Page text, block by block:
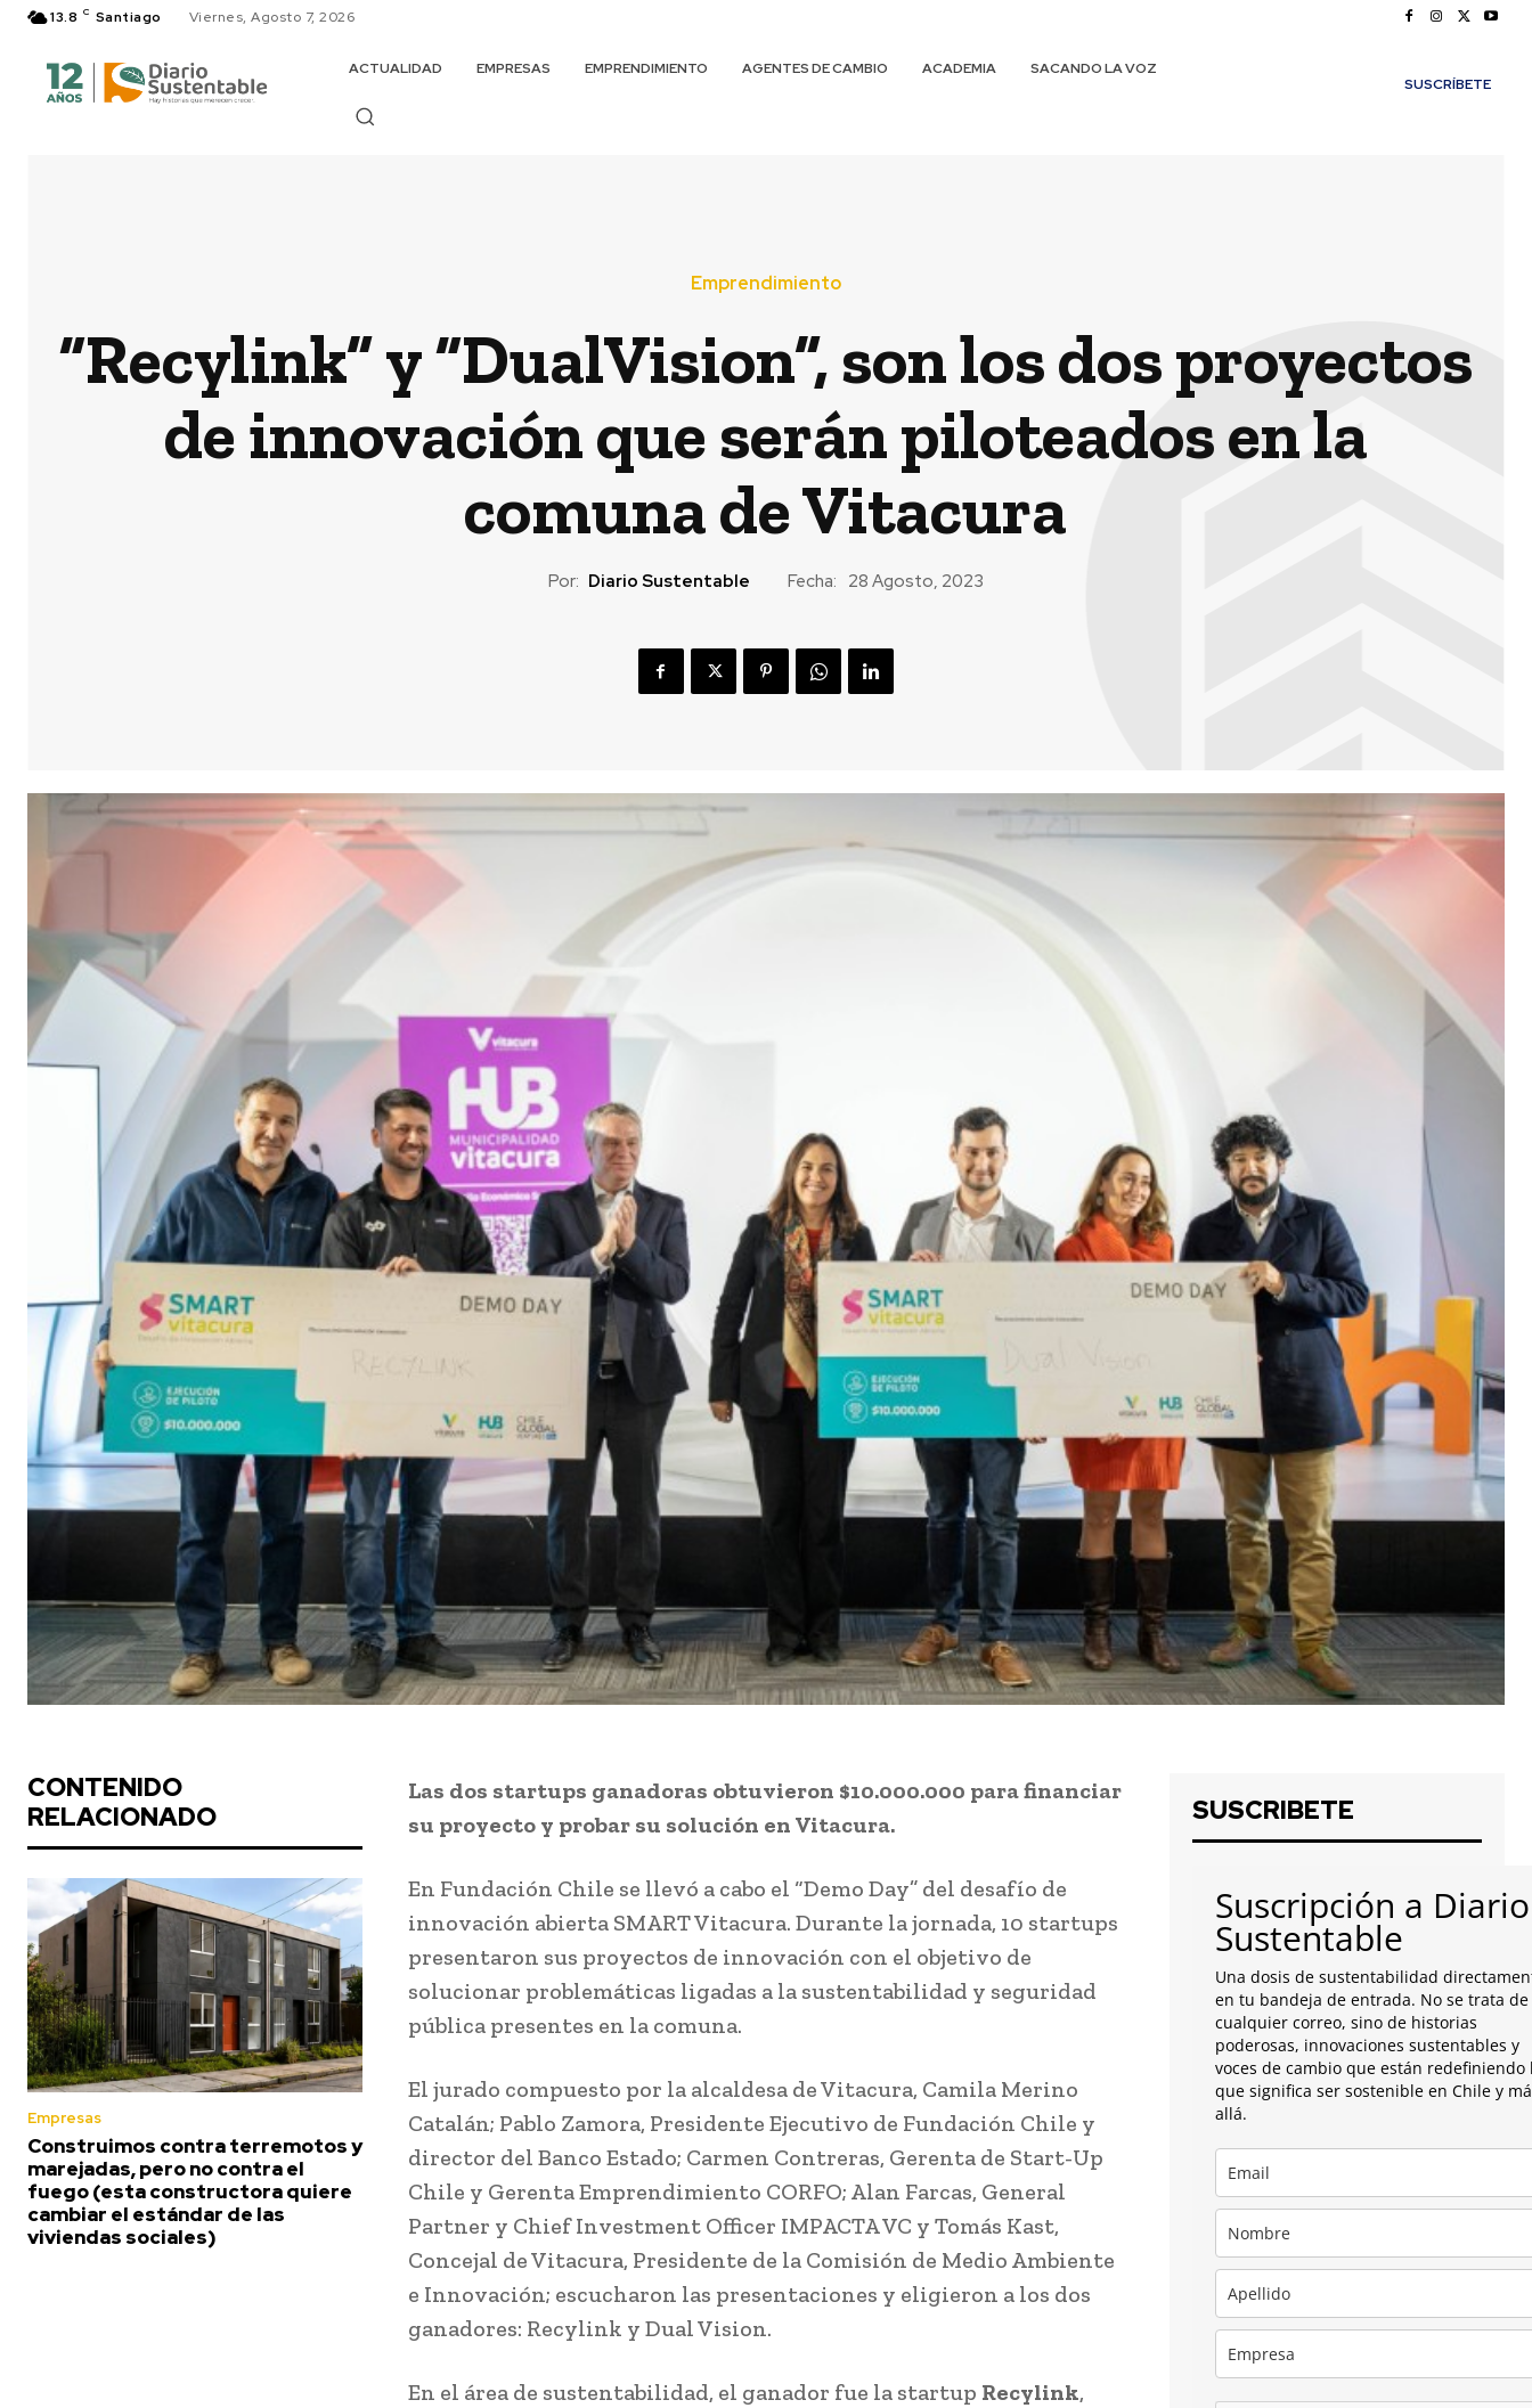
13.8 C Santiago Viernes, Agosto 7, 2026
ACTUALIDAD EMPRESAS EMPRENDIMIENTO AGENTES DE CAMBIO ACADEMIA
SACANDO LA VOZ
SUSCRÍBETE
Emprendimiento
“Recylink” y “DualVision”, son los dos proyectos
de innovación que serán piloteados en la
comuna de Vitacura
Por: Diario Sustentable Fecha: 28 Agosto, 2023
CONTENIDO
RELACIONADO
Empresas
Construimos contra terremotos y
marejadas, pero no contra el
fuego (esta constructora quiere
cambiar el estándar de las
viviendas sociales)
Las dos startups ganadoras obtuvieron $10.000.000 para financiar
su proyecto y probar su solución en Vitacura.
En Fundación Chile se llevó a cabo el “Demo Day” del desafío de
innovación abierta SMART Vitacura. Durante la jornada, 10 startups
presentaron sus proyectos de innovación con el objetivo de
solucionar problemáticas ligadas a la sustentabilidad y seguridad
pública presentes en la comuna.
El jurado compuesto por la alcaldesa de Vitacura, Camila Merino
Catalán; Pablo Zamora, Presidente Ejecutivo de Fundación Chile y
director del Banco Estado; Carmen Contreras, Gerenta de Start-Up
Chile y Gerenta Emprendimiento CORFO; Alan Farcas, General
Partner y Chief Investment Officer IMPACTA VC y Tomás Kast,
Concejal de Vitacura, Presidente de la Comisión de Medio Ambiente
e Innovación; escucharon las presentaciones y eligieron a los dos
ganadores: Recylink y Dual Vision.
En el área de sustentabilidad, el ganador fue la startup Recylink,
SUSCRIBETE
Suscripción a Diario
Sustentable
Una dosis de sustentabilidad
en tu bandeja de entrada. No se trata de
cualquier correo, sino de historias
poderosas, innovaciones sustentables y
voces de cambio que están redefiniendo
que significa ser sostenible en Chile y
allá.